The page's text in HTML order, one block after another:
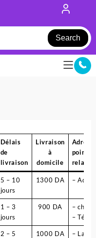
Search
Délais
de
livraison
Livraison
à
domicile
point
relais
5 – 10
jours
1300 DA – Adrar
1 – 3
jours
900 DA
– chlef
– Ténès
2 – 5
1000 DA
–